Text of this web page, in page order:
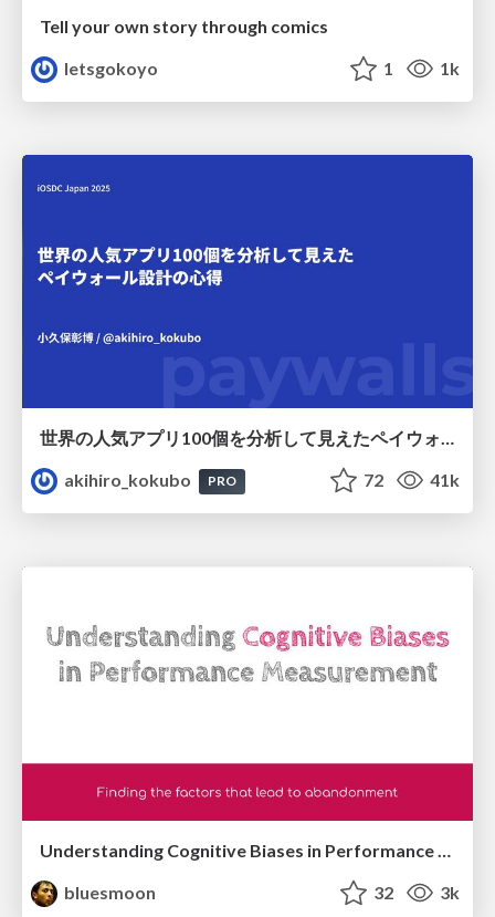
Tell your own story through comics
letsgokoyo
1 1k
世界の人気アプリ100個を分析して見えたペイウォール設計の心得
akihiro_kokubo
PRO 72 41k
Understanding Cognitive Biases in Performance Measurement
bluesmoon
32 3k